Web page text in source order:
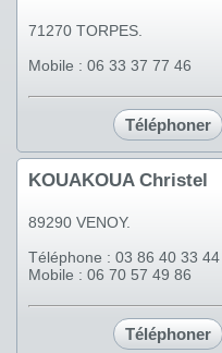
71270 TORPES.
Mobile : 06 33 37 77 46
Téléphoner
KOUAKOUA Christel
89290 VENOY.
Téléphone : 03 86 40 33 44
Mobile : 06 70 57 49 86
Téléphoner